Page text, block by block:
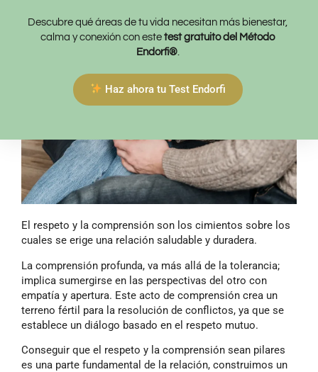
El respeto y la comprensión son los cimientos sobre los
cuales se erige una relación saludable y duradera.
La comprensión profunda, va más allá de la tolerancia;
implica sumergirse en las perspectivas del otro con
empatía y apertura. Este acto de comprensión crea un
terreno fértil para la resolución de conflictos, ya que se
establece un diálogo basado en el respeto mutuo.
Conseguir que el respeto y la comprensión sean pilares
es una parte fundamental de la relación, construimos un
Descubre qué áreas de tu vida necesitan más bienestar,
calma y conexión con estetest gratuito del Método
Endorfi®.
Haz ahora tu Test Endorfi